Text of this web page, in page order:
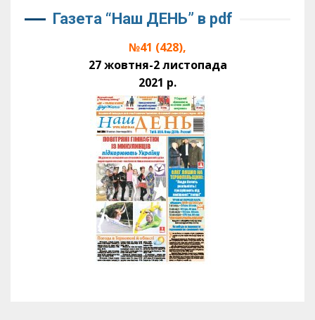
Газета “Наш ДЕНЬ” в pdf
№41 (428),
27 жовтня-2 листопада
2021 р.